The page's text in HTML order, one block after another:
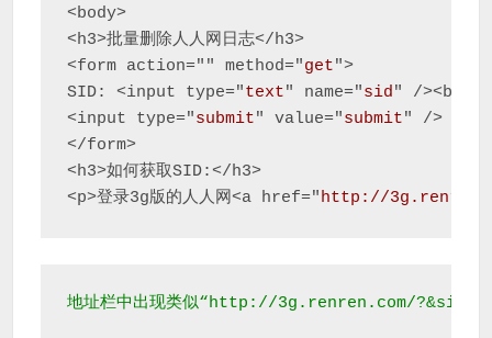
<body>
<h3>批量删除人人网日志</h3>
<form action="" method="get">
SID: <input type="text" name="sid" /><br />
<input type="submit" value="submit" />
</form>
<h3>如何获取SID:</h3>
<p>登录3g版的人人网<a href="http://
地址栏中出现类似“http://3g.renren.com/